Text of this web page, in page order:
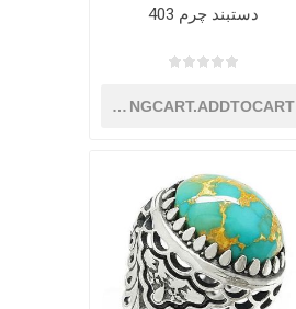
دستبند چرم 403
SHOPPINGCART.ADDTOCART